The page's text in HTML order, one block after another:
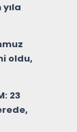
oldu,
23